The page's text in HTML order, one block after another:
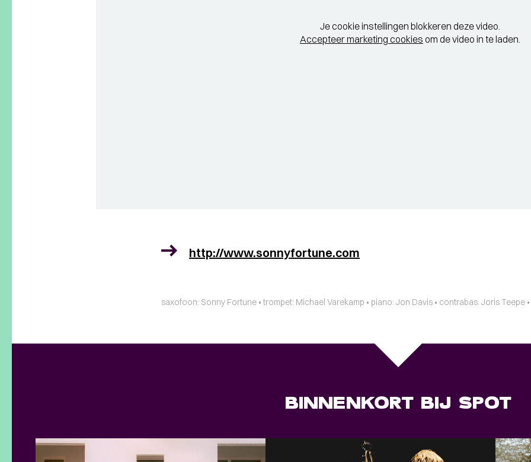
Je cookie instellingen blokkeren deze video.
Accepteer marketing cookies om de video in te laden.
http://www.sonnyfortune.com
saxofoon: Sonny Fortune • trompet: Michael Varekamp • piano: Jon Davis • contrabas: Joris Teepe
BINNENKORT BIJ SPOT